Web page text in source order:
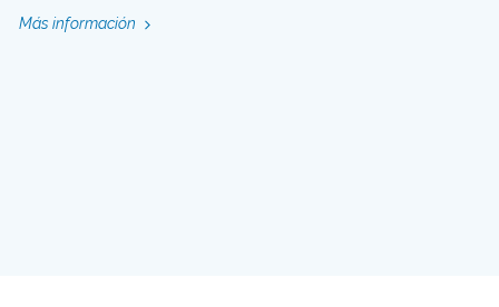
Más información